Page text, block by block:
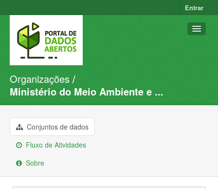
Entrar
Conjuntos de dados
Organizações
Sobre
Organizações
Ministério do Meio Ambiente e ...
Conjuntos de dados
Fluxo de Atividades
Sobre